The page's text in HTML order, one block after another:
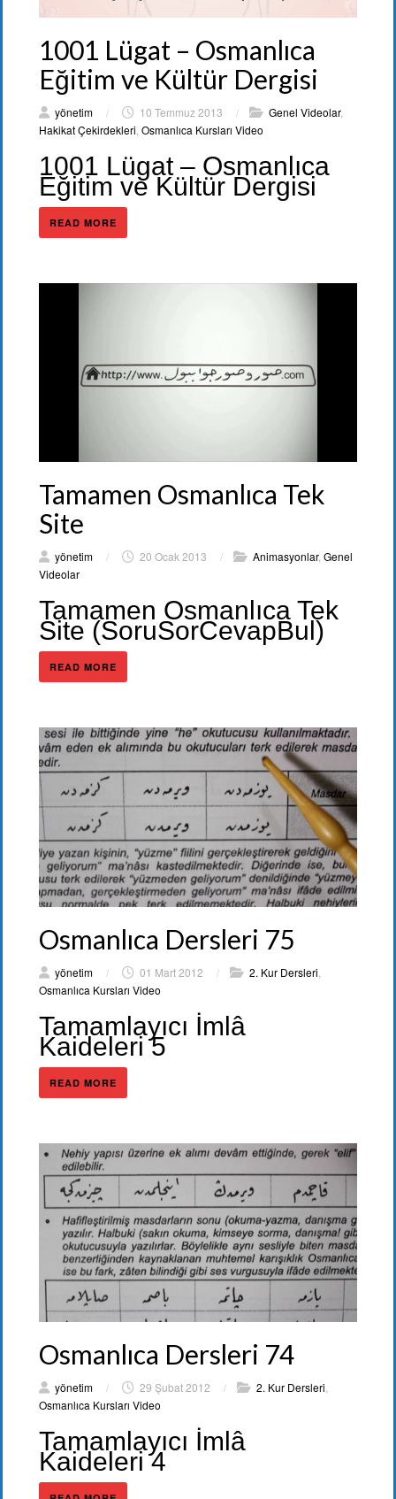
1001 Lügat – Osmanlıca
Eğitim ve Kültür Dergisi
yönetim / 10 Temmuz 2013 / Genel Videolar,
Hakikat Çekirdekleri Osmanlıca Kursları Video
1001 Lügat – Osmanlıca
Eğitim ve Kültür Dergisi
READ MORE
Tamamen Osmanlıca Tek
Site
yönetim / 20 Ocak 2013 / Animasyonlar,Genel
Videolar
Tamamen Osmanlıca Tek
Site (SoruSorCevapBul)
READ MORE
Osmanlıca Dersleri 75
yönetim / 01 Mart 2012 / 2. Kur Dersleri
Osmanlıca Kursları Video
Tamamlayıcı İmlâ
Kaideleri 5
READ MORE
Osmanlıca Dersleri 74
yönetim / 29 Şubat 2012 / 2. Kur Dersleri,
Osmanlıca Kursları Video
Tamamlayıcı İmlâ
Kaideleri 4